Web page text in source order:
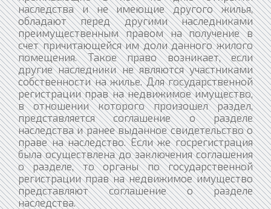
наследства и не имеющие другого жилья,
обладают перед другими наследниками
преимущественным правом на получение в
счет причитающейся им доли данного жилого
помещения. Такое право возникает, если
другие наследники не являются участниками
собственности на жилье. Для государственной
регистрации прав на недвижимое имущество,
в отношении которого произошел раздел,
представляется соглашение о разделе
наследства и ранее выданное свидетельство о
праве на наследство. Если же госрегистрация
была осуществлена до заключения соглашения
о разделе, то органы по государственной
регистрации прав на недвижимое имущество
представляют соглашение о разделе
наследства.